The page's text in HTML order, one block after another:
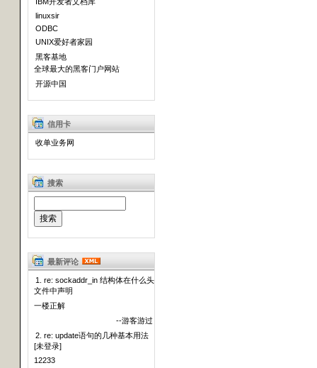
linuxsir
ODBC
UNIX爱好者家园
黑客基地
全球最大的黑客门户网站
开源中国
信用卡
收单业务网
搜索
最新评论
1. re: sockaddr_in 结构体在什么头
文件中声明
一楼正解
--游客游过
2. re: update语句的几种基本用法
[未登录]
12233